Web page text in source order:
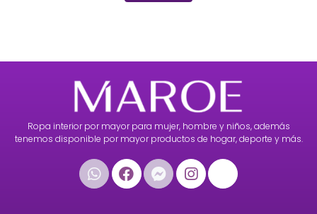
Ropa interior por mayor para mujer, hombre y niños, además
tenemos disponible por mayor productos de hogar, deporte y más.